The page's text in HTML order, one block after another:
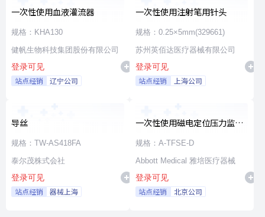
一次性使用血液灌流器
规格：KHA130
健帆生物科技集团股份有限公司
登录可见
站点经销 辽宁公司
一次性使用注射笔用针头
规格：0.25×5mm(329661)
苏州英佰达医疗器械有限公司
登录可见
站点经销 上海公司
导丝
规格：TW-AS418FA
泰尔茂株式会社
登录可见
站点经销 器械上海
一次性使用磁电定位压力监测
射频消融导管
规格：A-TFSE-D
Abbott Medical 雅培医疗器械
登录可见
站点经销 北京公司